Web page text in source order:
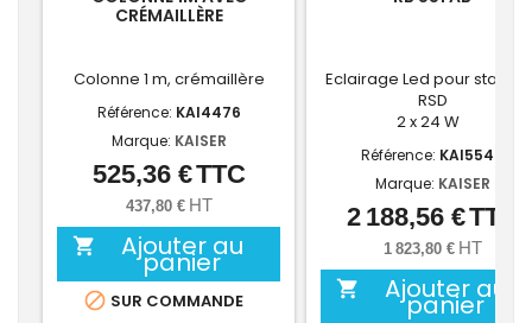
CRÉMAILLÈRE
Colonne 1 m, crémaillère
Référence: KAI4476
Marque: KAISER
Prix
525,36 €TTC
437,80 € HT
 Ajouter au
panier
 SUR COMMANDE
Eclairage Led pour statif
RSD
2 x 24 W
Référence: KAI5545
Marque: KAISER
Prix
2 188,56 €TTC
1 823,80 € HT
 Ajouter au
panier